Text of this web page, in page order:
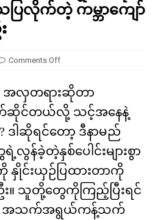
ပြလိုက်တဲ့ ကမ္ဘာကျော်
Comments Off
အလှတရားဆိုတာ
င်တယ်လို့ သင့်အနေနဲ့
ဒါဆိုရင်တော့ ဒီနာမည်
လွန်ခဲ့တဲ့နှစ်ပေါင်းများစွာ
င်းယှဉ်ပြထားတာကို
။ သူတို့တွေကိုကြည့်ပြီးရင်
ာ အသက်အရွယ်ကန့်သက်